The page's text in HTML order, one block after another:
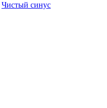
Чистый синус